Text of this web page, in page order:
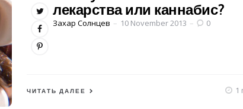
лекарства или каннабис?
Posted
Захар Солнцев 10 November 2013 0
ЧИТАТЬ ДАЛЕЕ 1